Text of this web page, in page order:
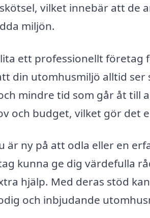
vilket innebär att de
miljön.
ett professionellt företag
din utomhusmiljö alltid
mindre tid som går åt till
och budget, vilket gör det
är ny på att odla eller en
kunna ge dig värdefulla
hjälp. Med deras stöd
och inbjudande